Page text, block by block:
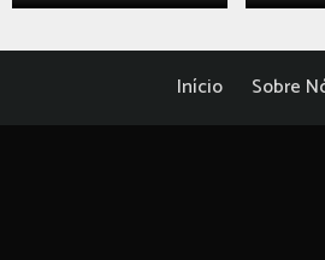
Início Sobre